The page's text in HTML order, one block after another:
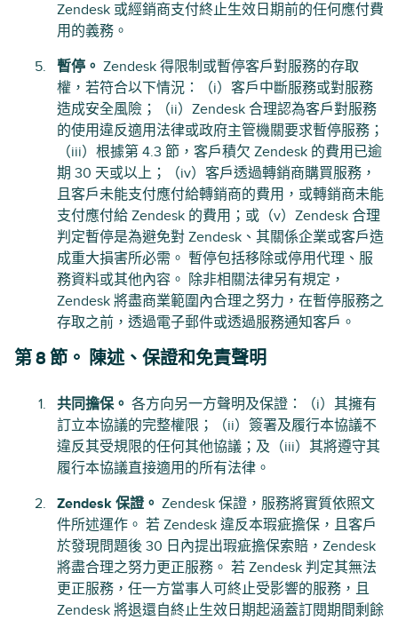
Zendesk 或經銷商支付終止生效日期前的任何應付費
用的義務。
暫停。 Zendesk 得限制或暫停客戶對服務的存取
權，若符合以下情況：（i）客戶中斷服務或對服務
造成安全風險；（ii）Zendesk 合理認為客戶對服務
的使用違反適用法律或政府主管機關要求暫停服務；
（iii）根據第 4.3 節，客戶積欠 Zendesk 的費用已逾
期 30 天或以上；（iv）客戶透過轉銷商購買服務，
且客戶未能支付應付給轉銷商的費用，或轉銷商未能
支付應付給 Zendesk 的費用；或（v）Zendesk 合理
判定暫停是為避免對 Zendesk、其關係企業或客戶造
成重大損害所必需。 暫停包括移除或停用代理、服
務資料或其他內容。 除非相關法律另有規定，
Zendesk 將盡商業範圍內合理之努力，在暫停服務之
存取之前，透過電子郵件或透過服務通知客戶。
第 8 節。 陳述、保證和免責聲明
共同擔保。 各方向另一方聲明及保證：（i）其擁有
訂立本協議的完整權限；（ii）簽署及履行本協議不
違反其受規限的任何其他協議；及（iii）其將遵守其
履行本協議直接適用的所有法律。
Zendesk 保證。 Zendesk 保證，服務將實質依照文
件所述運作。 若 Zendesk 違反本瑕疵擔保，且客戶
於發現問題後 30 日內提出瑕疵擔保索賠，Zendesk
將盡合理之努力更正服務。 若 Zendesk 判定其無法
更正服務，任一方當事人可終止受影響的服務，且
Zendesk 將退還自終止生效日期起涵蓋訂閱期間剩餘